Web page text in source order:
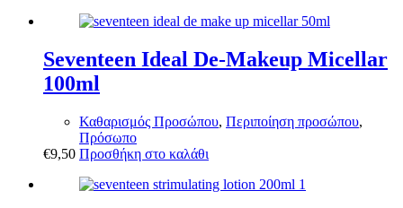
Seventeen Ideal De-Makeup Micellar
100ml
Καθαρισμός Προσώπου, Περιποίηση προσώπου,
Πρόσωπο
€9,50 Προσθήκη στο καλάθι